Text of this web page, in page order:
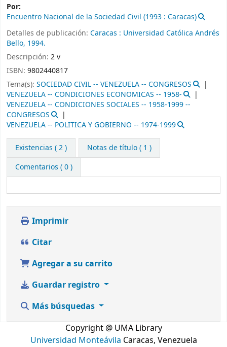
Por:
Encuentro Nacional de la Sociedad Civil (1993 : Caracas)
Detalles de publicación: Caracas : Universidad Católica Andrés
Bello, 1994.
Descripción: 2 v
ISBN: 9802440817
Tema(s): SOCIEDAD CIVIL -- VENEZUELA -- CONGRESOS
VENEZUELA -- CONDICIONES ECONOMICAS -- 1958-
VENEZUELA -- CONDICIONES SOCIALES -- 1958-1999 --
CONGRESOS
VENEZUELA -- POLITICA Y GOBIERNO -- 1974-1999
Existencias ( 2 )
Notas de título ( 1 )
Comentarios ( 0 )
Imprimir
Citar
Agregar a su carrito
Guardar registro
Más búsquedas
Copyright @ UMA Library
Universidad Monteávila Caracas, Venezuela